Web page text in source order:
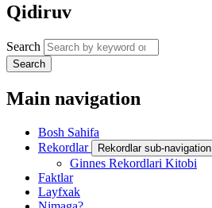
Qidiruv
Search
Search
Main navigation
Bosh Sahifa
Rekordlar
Rekordlar sub-navigation
Ginnes Rekordlari Kitobi
Faktlar
Layfxak